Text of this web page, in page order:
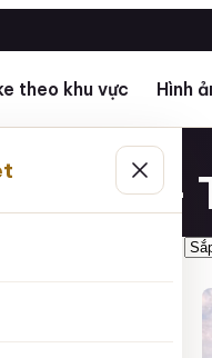
theo khu vực Hình
Thịnh